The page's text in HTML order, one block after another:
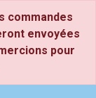
commandes
envoyées
pour